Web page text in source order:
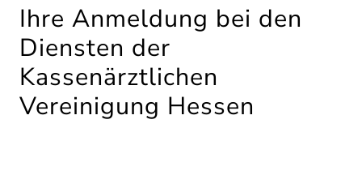
Ihre Anmeldung bei den
Diensten der
Kassenärztlichen
Vereinigung Hessen